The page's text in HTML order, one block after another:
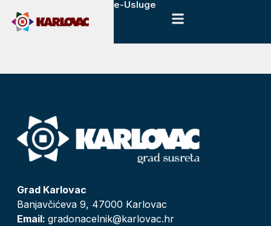
e-Usluge
Grad Karlovac
Banjavčićeva 9, 47000 Karlovac
Email: gradonacelnik@karlovac.hr